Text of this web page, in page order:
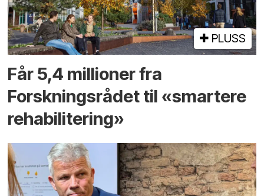
PLUSS
Får 5,4 millioner fra
Forskningsrådet til «smartere
rehabilitering»